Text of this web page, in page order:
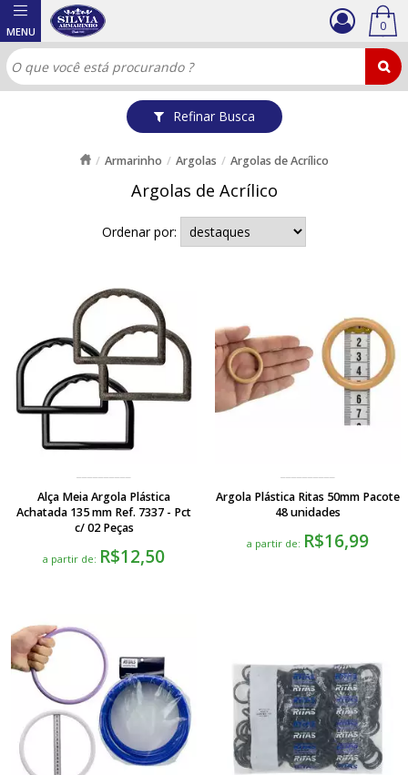
Refinar Busca
0
Armarinho Argolas Argolas de Acrílico
Argolas de Acrílico
Ordenar por:
Alça Meia Argola Plástica
Achatada 135 mm Ref. 7337 - Pct
c/ 02 Peças
a partir de: R$12,50
Argola Plástica Ritas 50mm Pacote
48 unidades
a partir de: R$16,99